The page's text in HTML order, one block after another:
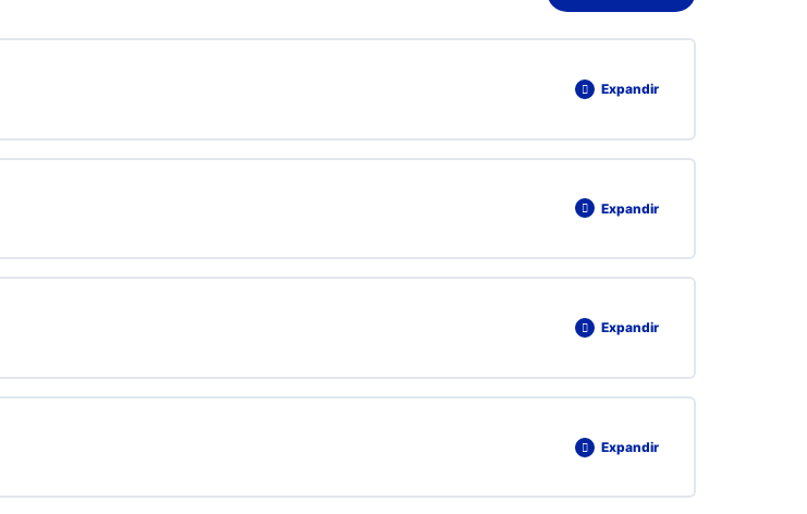
Expandir
Expandir
Expandir
Expandir